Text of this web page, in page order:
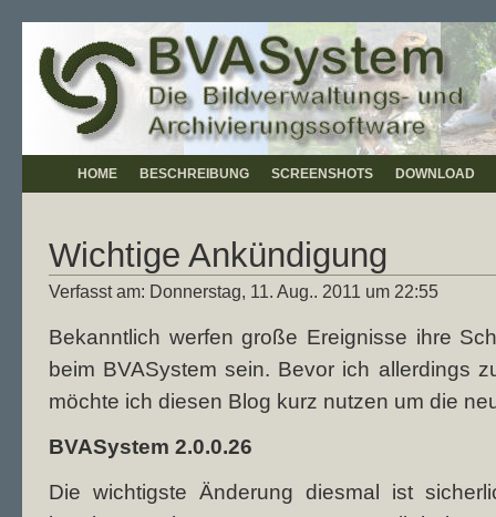
HOME BESCHREIBUNG SCREENSHOTS DOWNLOAD
Wichtige Ankündigung
Verfasst am: Donnerstag, 11. Aug.. 2011 um 22:55
Bekanntlich werfen große Ereignisse ihre
beim BVASystem sein. Bevor ich allerdings
möchte ich diesen Blog kurz nutzen um die
BVASystem 2.0.0.26
Die wichtigste Änderung diesmal ist